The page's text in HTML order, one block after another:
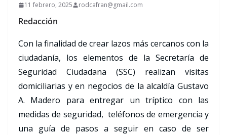
11 febrero, 2025 rodcafran@gmail.com
Redacción
Con la finalidad de crear lazos más cercanos con la
ciudadanía, los elementos de la Secretaría de
Seguridad Ciudadana (SSC) realizan visitas
domiciliarias y en negocios de la alcaldía Gustavo
A. Madero para entregar un tríptico con las
medidas de seguridad, teléfonos de emergencia y
una guía de pasos a seguir en caso de ser